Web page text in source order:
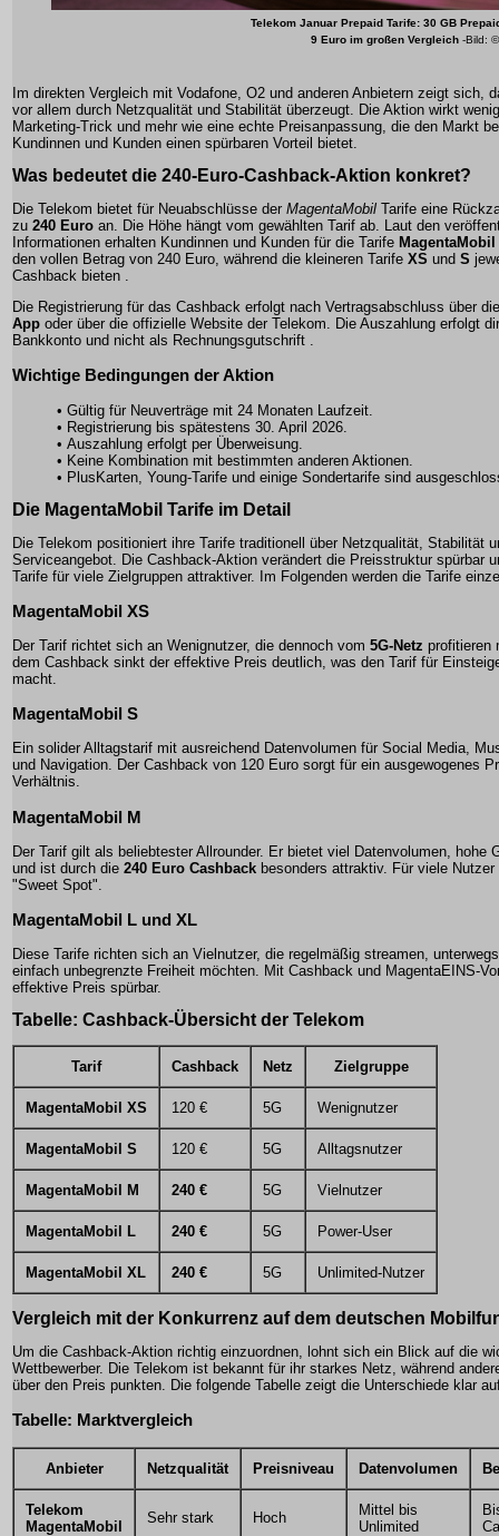
Telekom Januar Prepaid Tarife: 30 GB
9 Euro im großen Vergleich -Bild:
Im direkten Vergleich mit Vodafone, O2 und anderen Anbietern zeigt sich,
vor allem durch Netzqualität und Stabilität überzeugt. Die Aktion wirkt
Marketing-Trick und mehr wie eine echte Preisanpassung, die den Markt
Kundinnen und Kunden einen spürbaren Vorteil bietet.
Was bedeutet die 240-Euro-Cashback-Aktion konkret?
Die Telekom bietet für Neuabschlüsse der MagentaMobil Tarife eine
zu 240 Euro an. Die Höhe hängt vom gewählten Tarif ab. Laut den
Informationen erhalten Kundinnen und Kunden für die Tarife MagentaMobil
den vollen Betrag von 240 Euro, während die kleineren Tarife XS und S
Cashback bieten .
Die Registrierung für das Cashback erfolgt nach Vertragsabschluss über
App oder über die offizielle Website der Telekom. Die Auszahlung erfolgt
Bankkonto und nicht als Rechnungsgutschrift .
Wichtige Bedingungen der Aktion
• Gültig für Neuverträge mit 24 Monaten Laufzeit.
• Registrierung bis spätestens 30. April 2026.
• Auszahlung erfolgt per Überweisung.
• Keine Kombination mit bestimmten anderen Aktionen.
• PlusKarten, Young-Tarife und einige Sondertarife sind
Die MagentaMobil Tarife im Detail
Die Telekom positioniert ihre Tarife traditionell über Netzqualität, Stabilität
Serviceangebot. Die Cashback-Aktion verändert die Preisstruktur spürbar
Tarife für viele Zielgruppen attraktiver. Im Folgenden werden die Tarife
MagentaMobil XS
Der Tarif richtet sich an Wenignutzer, die dennoch vom 5G-Netz profitieren
dem Cashback sinkt der effektive Preis deutlich, was den Tarif für
macht.
MagentaMobil S
Ein solider Alltagstarif mit ausreichend Datenvolumen für Social Media,
und Navigation. Der Cashback von 120 Euro sorgt für ein ausgewogenes
Verhältnis.
MagentaMobil M
Der Tarif gilt als beliebtester Allrounder. Er bietet viel Datenvolumen, hohe
und ist durch die 240 Euro Cashback besonders attraktiv. Für viele
"Sweet Spot".
MagentaMobil L und XL
Diese Tarife richten sich an Vielnutzer, die regelmäßig streamen,
einfach unbegrenzte Freiheit möchten. Mit Cashback und MagentaEINS-
effektive Preis spürbar.
Tabelle: Cashback-Übersicht der Telekom
Tarif Cashback Netz Zielgruppe
MagentaMobil XS 120 € 5G Wenignutzer
MagentaMobil S 120 € 5G Alltagsnutzer
MagentaMobil M 240 € 5G Vielnutzer
MagentaMobil L 240 € 5G Power-User
MagentaMobil XL 240 € 5G Unlimited-Nutzer
Vergleich mit der Konkurrenz auf dem deutschen
Um die Cashback-Aktion richtig einzuordnen, lohnt sich ein Blick auf die
Wettbewerber. Die Telekom ist bekannt für ihr starkes Netz, während
über den Preis punkten. Die folgende Tabelle zeigt die Unterschiede klar
Tabelle: Marktvergleich
Anbieter Netzqualität Preisniveau Datenvolumen
Telekom
MagentaMobil
Sehr stark Hoch
Mittel bis
Unlimited